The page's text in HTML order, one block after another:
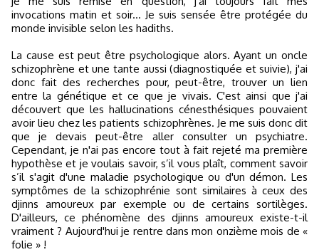
invocations matin et soir... Je suis sensée être protégée du
monde invisible selon les hadiths.
La cause est peut être psychologique alors. Ayant un oncle
schizophrène et une tante aussi (diagnostiquée et suivie), j'ai
donc fait des recherches pour, peut-être, trouver un lien
entre la génétique et ce que je vivais. C'est ainsi que j'ai
découvert que les hallucinations cénesthésiques pouvaient
avoir lieu chez les patients schizophrènes. Je me suis donc dit
que je devais peut-être aller consulter un psychiatre.
Cependant, je n'ai pas encore tout à fait rejeté ma première
hypothèse et je voulais savoir, s’il vous plaît, comment savoir
s’il s'agit d'une maladie psychologique ou d'un démon. Les
symptômes de la schizophrénie sont similaires à ceux des
djinns amoureux par exemple ou de certains sortilèges.
D'ailleurs, ce phénomène des djinns amoureux existe-t-il
vraiment ? Aujourd'hui je rentre dans mon onzième mois de «
folie » !